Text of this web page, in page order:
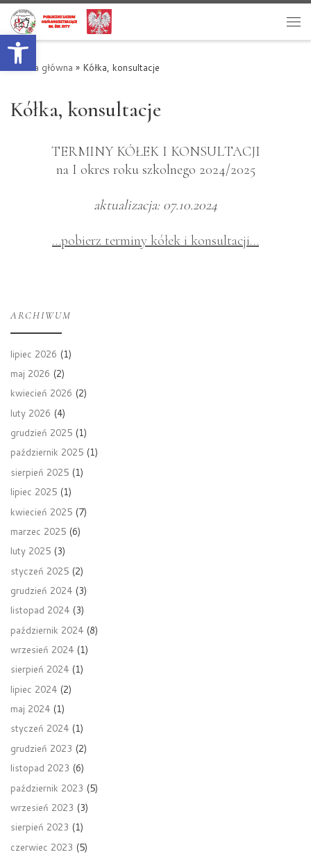
Otwórz pasek narzędzi
Przejdź do treści
Strona główna » Kółka, konsultacje
Kółka, konsultacje
TERMINY KÓŁEK I KONSULTACJI
na I okres roku szkolnego 2024/2025
aktualizacja: 07.10.2024
…pobierz terminy kółek i konsultacji…
ARCHIWUM
lipiec 2026 (1)
maj 2026 (2)
kwiecień 2026 (2)
luty 2026 (4)
grudzień 2025 (1)
październik 2025 (1)
sierpień 2025 (1)
lipiec 2025 (1)
kwiecień 2025 (7)
marzec 2025 (6)
luty 2025 (3)
styczeń 2025 (2)
grudzień 2024 (3)
listopad 2024 (3)
październik 2024 (8)
wrzesień 2024 (1)
sierpień 2024 (1)
lipiec 2024 (2)
maj 2024 (1)
styczeń 2024 (1)
grudzień 2023 (2)
listopad 2023 (6)
październik 2023 (5)
wrzesień 2023 (3)
sierpień 2023 (1)
czerwiec 2023 (5)